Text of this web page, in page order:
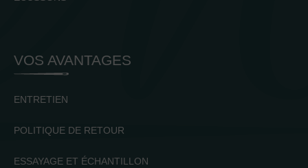
VOS AVANTAGES
ENTRETIEN
POLITIQUE DE RETOUR
ESSAYAGE ET ÉCHANTILLON